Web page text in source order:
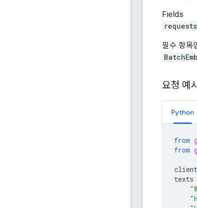
Fields
필수 항목
요청 예시
Python
from
from
client
texts